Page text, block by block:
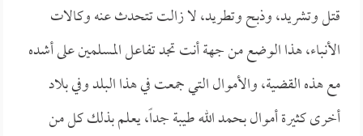
قتل وتشريد، وذبح وتطريد، لا زالت تتحدث عنه وكالات
الأنباء، هذا الوضع من جهة أنت تجد تفاعل المسلمين على أشده
مع هذه القضية، والأموال التي جمعت في هذا البلد وفي بلاد
أخرى كثيرة أموال بحمد الله طيبة جداً، يعلم بذلك كل من